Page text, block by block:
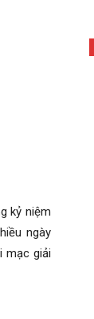
kỷ niệm
ngày
mạc giải